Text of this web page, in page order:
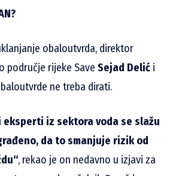
obaloutvrda, direktor
područje rijeke Save Sejad Delić i
ne treba dirati.
eksperti iz sektora voda se slažu
da to smanjuje rizik od
“, rekao je on nedavno u izjavi za